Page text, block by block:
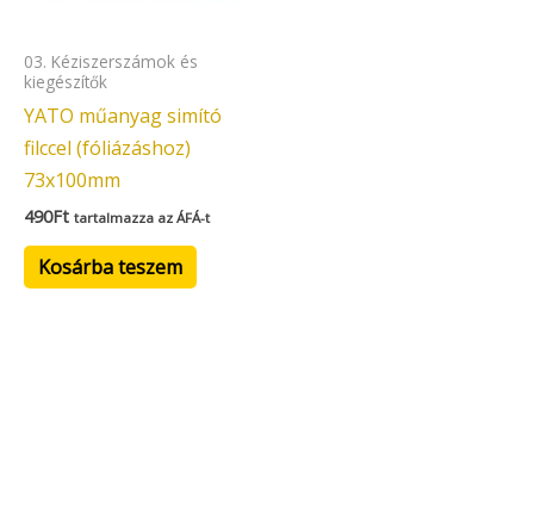
03. Kéziszerszámok és
kiegészítők
YATO műanyag simító
filccel (fóliázáshoz)
73x100mm
490Ft tartalmazza az ÁFÁ-t
Kosárba teszem